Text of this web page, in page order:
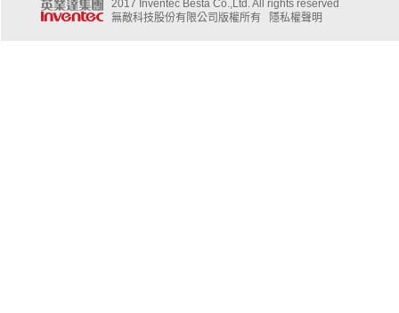
2017 Inventec Besta Co.,Ltd. All rights reserved
無敵科技股份有限公司版權所有
隱私權聲明